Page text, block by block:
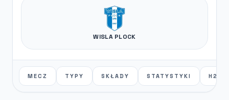
WISLA PLOCK
MECZ TYPY SKŁADY STATYSTYKI H2H